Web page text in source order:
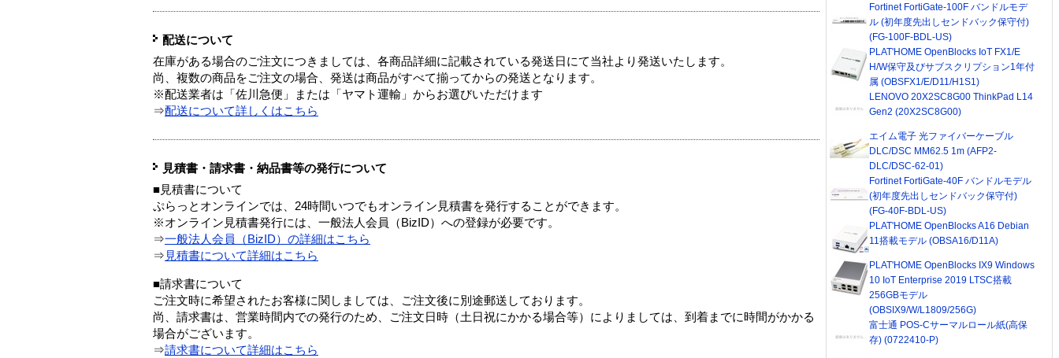
配送について
在庫がある場合のご注文につきましては、各商品詳細に記載されている発送日にて当社より発送いたします。
尚、複数の商品をご注文の場合、発送は商品がすべて揃ってからの発送となります。
※配送業者は「佐川急便」または「ヤマト運輸」からお選びいただけます
⇒配送について詳しくはこちら
見積書・請求書・納品書等の発行について
■見積書について
ぷらっとオンラインでは、24時間いつでもオンライン見積書を発行することができます。
※オンライン見積書発行には、一般法人会員（BizID）への登録が必要です。
⇒一般法人会員（BizID）の詳細はこちら
⇒ 見積書について詳細はこちら
■請求書について
ご注文時に希望されたお客様に関しましては、ご注文後に別途郵送しております。
尚、請求書は、営業時間内での発行のため、ご注文日時（土日祝にかかる場合等）によりましては、到着までに時間がかかる
場合がございます。
⇒請求書について詳細はこちら
Fortinet FortiGate-100F バンドルモデ
ル (初年度先出しセンドバック保守付)
(FG-100F-BDL-US)
PLAT'HOME OpenBlocks IoT FX1/E
H/W保守及びサブスクリプション1年付
属 (OBSFX1/E/D11/H1S1)
LENOVO 20X2SC8G00 ThinkPad L14
Gen2 (20X2SC8G00)
エイム電子 光ファイバーケーブル
DLC/DSC MM62.5 1m (AFP2-
DLC/DSC-62-01)
Fortinet FortiGate-40F バンドルモデル
(初年度先出しセンドバック保守付)
(FG-40F-BDL-US)
PLAT'HOME OpenBlocks A16 Debian
11搭載モデル (OBSA16/D11A)
PLAT'HOME OpenBlocks IX9 Windows
10 IoT Enterprise 2019 LTSC搭載
256GBモデル
(OBSIX9/W/L1809/256G)
富士通 POS-Cサーマルロール紙(高保
存) (0722410-P)